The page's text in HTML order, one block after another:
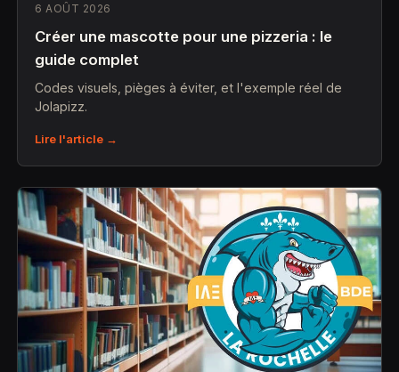
6 AOÛT 2026
Créer une mascotte pour une pizzeria : le
guide complet
Codes visuels, pièges à éviter, et l'exemple réel de
Jolapizz.
Lire l'article →